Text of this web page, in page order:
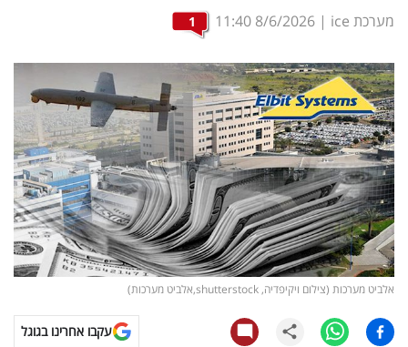
משפט
מדדים
ומחקרים
דעות
רכילות
עסקית
קריפטו
ויראלי
טלוויזיה
מערכת ice |
8/6/2026
11:40
1
אלביט מערכות (צילום ויקיפדיה, shutterstock,אלביט מערכות)
עקבו אחרינו בגוגל